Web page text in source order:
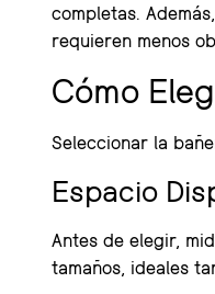
completas.
requieren menos
Cómo
Seleccionar la
Espacio
Antes de elegir,
tamaños, ideales